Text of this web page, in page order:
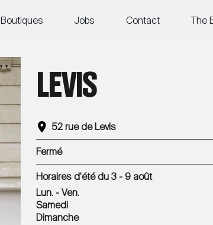
Boutiques Jobs Contact The
LEVIS
52 rue de Levis
Fermé
Horaires d'été du 3 - 9 août
Lun. - Ven.
Samedi
Dimanche